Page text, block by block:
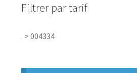
Filtrer par tarif
. > 004334